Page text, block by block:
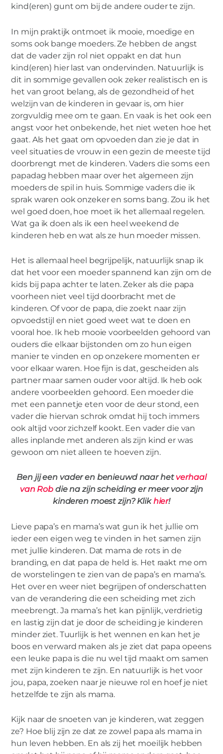
VROUW
Vader vs moeder, de concurrentie
voorbij.
kind(eren) gunt om bij de andere ouder te zijn.
In mijn praktijk ontmoet ik mooie, moedige en
soms ook bange moeders. Ze hebben de angst
dat de vader zijn rol niet oppakt en dat hun
kind(eren) hier last van ondervinden. Natuurlijk is
dit in sommige gevallen ook zeker realistisch en is
het van groot belang, als de gezondheid of het
welzijn van de kinderen in gevaar is, om hier
zorgvuldig mee om te gaan. En vaak is het ook een
angst voor het onbekende, het niet weten hoe het
gaat. Als het gaat om opvoeden dan zie je dat in
veel situaties de vrouw in een gezin de meeste tijd
doorbrengt met de kinderen. Vaders die soms een
papadag hebben maar over het algemeen zijn
moeders de spil in huis. Sommige vaders die ik
sprak waren ook onzeker en soms bang. Zou ik het
wel goed doen, hoe moet ik het allemaal regelen.
Wat ga ik doen als ik een heel weekend de
kinderen heb en wat als ze hun moeder missen.
Het is allemaal heel begrijpelijk, natuurlijk snap ik
dat het voor een moeder spannend kan zijn om de
kids bij papa achter te laten. Zeker als die papa
voorheen niet veel tijd doorbracht met de
kinderen. Of voor de papa, die zoekt naar zijn
opvoedstijl en niet goed weet wat te doen en
vooral hoe. Ik heb mooie voorbeelden gehoord van
ouders die elkaar bijstonden om zo hun eigen
manier te vinden en op onzekere momenten er
voor elkaar waren. Hoe fijn is dat, gescheiden als
partner maar samen ouder voor altijd. Ik heb ook
andere voorbeelden gehoord. Een moeder die
met een pannetje eten voor de deur stond, een
vader die hiervan schrok omdat hij toch immers
ook altijd voor zichzelf kookt. Een vader die van
alles inplande met anderen als zijn kind er was
gewoon om niet alleen te hoeven zijn.
Ben jij een vader en benieuwd naar hetverhaal
van Rob die na zijn scheiding er meer voor zijn
kinderen moest zijn? Klikhier!
Lieve papa’s en mama’s wat gun ik het jullie om
ieder een eigen weg te vinden in het samen zijn
met jullie kinderen. Dat mama de rots in de
branding, en dat papa de held is. Het raakt me om
de worstelingen te zien van de papa’s en mama’s.
Het over en weer niet begrijpen of onderschatten
van de verandering die een scheiding met zich
meebrengt. Ja mama’s het kan pijnlijk, verdrietig
en lastig zijn dat je door de scheiding je kinderen
minder ziet. Tuurlijk is het wennen en kan het je
boos en verward maken als je ziet dat papa opeens
een leuke papa is die nu wel tijd maakt om samen
met zijn kinderen te zijn. En natuurlijk is het voor
jou, papa, zoeken naar je nieuwe rol en hoef je niet
hetzelfde te zijn als mama.
Kijk naar de snoeten van je kinderen, wat zeggen
ze? Hoe blij zijn ze dat ze zowel papa als mama in
hun leven hebben. En als zij het moeilijk hebben